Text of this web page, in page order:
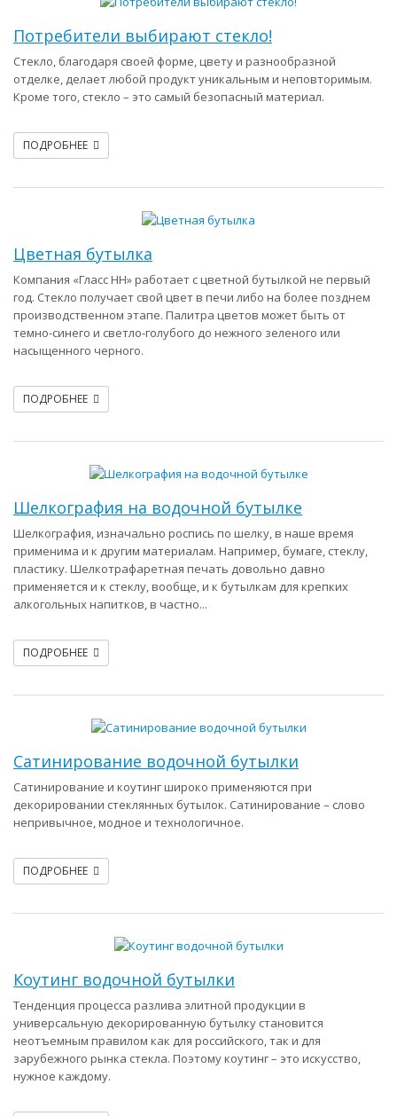
Потребители выбирают стекло!
Стекло, благодаря своей форме, цвету и разнообразной
отделке, делает любой продукт уникальным и неповторимым.
Кроме того, стекло – это самый безопасный материал.
ПОДРОБНЕЕ
Цветная бутылка
Компания «Гласс НН» работает с цветной бутылкой не первый
год. Стекло получает свой цвет в печи либо на более позднем
производственном этапе. Палитра цветов может быть от
темно-синего и светло-голубого до нежного зеленого или
насыщенного черного.
ПОДРОБНЕЕ
Шелкография на водочной бутылке
Шелкография, изначально роспись по шелку, в наше время
применима и к другим материалам. Например, бумаге, стеклу,
пластику. Шелкотрафаретная печать довольно давно
применяется и к стеклу, вообще, и к бутылкам для крепких
алкогольных напитков, в частно...
ПОДРОБНЕЕ
Сатинирование водочной бутылки
Сатинирование и коутинг широко применяются при
декорировании стеклянных бутылок. Сатинирование – слово
непривычное, модное и технологичное.
ПОДРОБНЕЕ
Коутинг водочной бутылки
Тенденция процесса разлива элитной продукции в
универсальную декорированную бутылку становится
неотъемным правилом как для российского, так и для
зарубежного рынка стекла. Поэтому коутинг – это искусство,
нужное каждому.